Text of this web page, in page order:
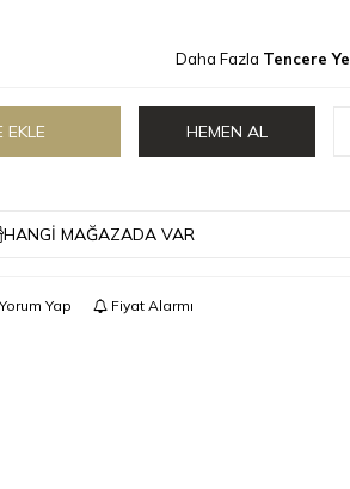
Daha Fazla Tencere
EKLE HEMEN AL
HANGI MAĞAZADA VAR
Yorum Yap Fiyat Alarmı